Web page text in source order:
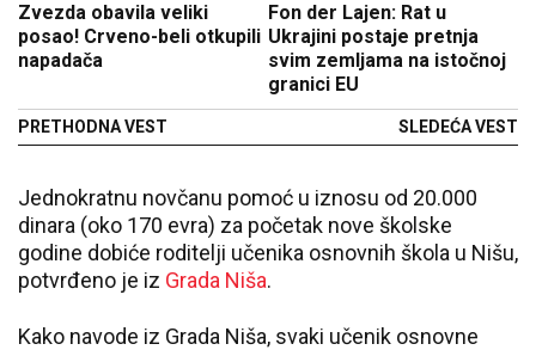
Zvezda obavila veliki
posao! Crveno-beli otkupili
napadača
PRETHODNA VEST
Fon der Lajen: Rat u
Ukrajini postaje pretnja
svim zemljama na istočnoj
granici EU
SLEDEĆA VEST
Jednokratnu novčanu pomoć u iznosu od 20.000
dinara (oko 170 evra) za početak nove školske
godine dobiće roditelji učenika osnovnih škola u Nišu,
potvrđeno je iz Grada Niša.
Kako navode iz Grada Niša, svaki učenik osnovne